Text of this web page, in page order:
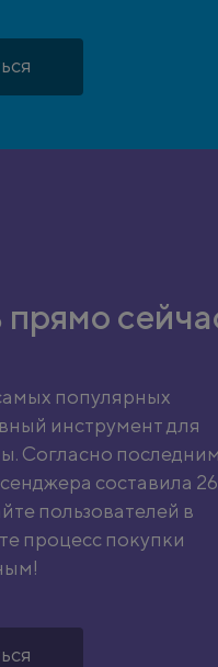
популярных
инструмент для
Согласно последним
составила
пользователей в
процесс покупки